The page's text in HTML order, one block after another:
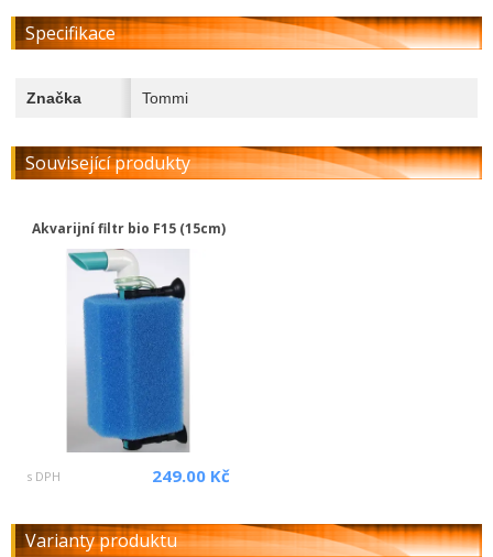
Specifikace
Značka Tommi
Související produkty
Akvarijní filtr bio F15 (15cm)
s DPH 249.00 Kč
Varianty produktu